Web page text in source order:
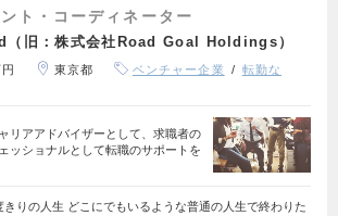
ト・コーディネーター
（旧：株式会社Road Goal Holdings）
東京都 ベンチャー企業
転勤な
リアアドバイザーとして、求職者の
ッショナルとして転職のサポートを
きりの人生 どこにでもいるような普通の人生で終わりた